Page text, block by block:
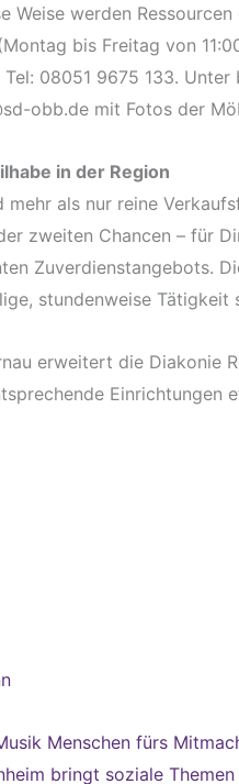
Weise werden
bis Freitag von
08051 9675 133.
obb.de mit Fotos der
in der Region
mehr als nur reine
zweiten Chancen – für
Zuverdienstangebots.
stundenweise
erweitert die Diakonie
Einrichtungen
Menschen fürs
bringt soziale